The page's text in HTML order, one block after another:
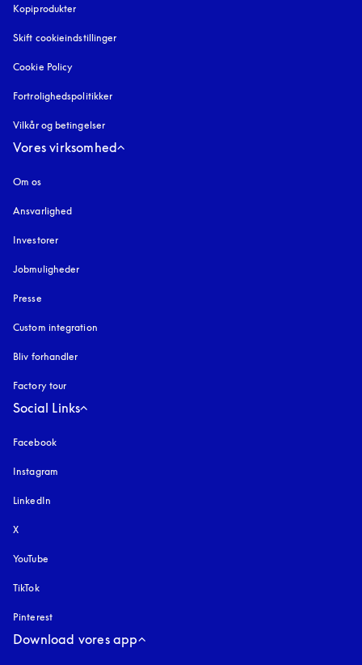
Kopiprodukter
Skift cookieindstillinger
Cookie Policy
Fortrolighedspolitikker
Vilkår og betingelser
Vores virksomhed
Om os
Ansvarlighed
Investorer
Jobmuligheder
Presse
Custom integration
Bliv forhandler
Factory tour
Social Links
Facebook
Instagram
LinkedIn
X
YouTube
TikTok
Pinterest
Download vores app